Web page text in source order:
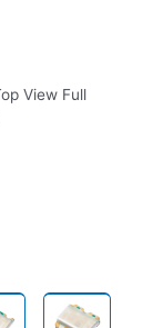
View Full